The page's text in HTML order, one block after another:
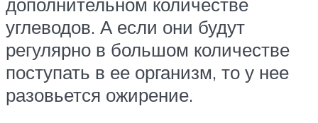
углеводов. А если они будут
регулярно в большом количестве
поступать в ее организм, то у нее
разовьется ожирение.